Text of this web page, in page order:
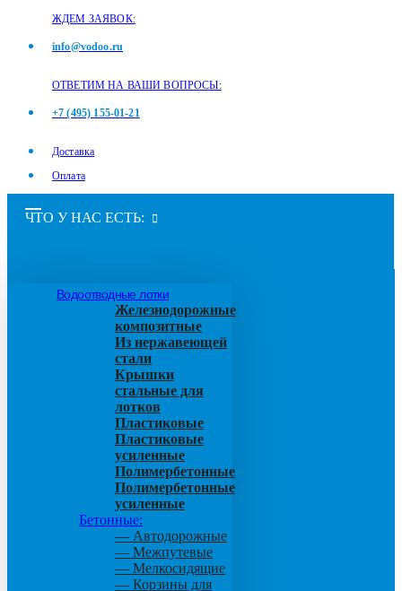
ЖДЕМ ЗАЯВОК:
info@vodoo.ru
ОТВЕТИМ НА ВАШИ ВОПРОСЫ:
+7 (495) 155-01-21
Доставка
Оплата
ЧТО У НАС ЕСТЬ:
Водоотводные лотки
Железнодорожные
композитные
Из нержавеющей
стали
Крышки
стальные для
лотков
Пластиковые
Пластиковые
усиленные
Полимербетонные
Полимербетонные
усиленные
Бетонные:
— Автодорожные
— Межпутевые
— Мелкосидящие
— Корзины для